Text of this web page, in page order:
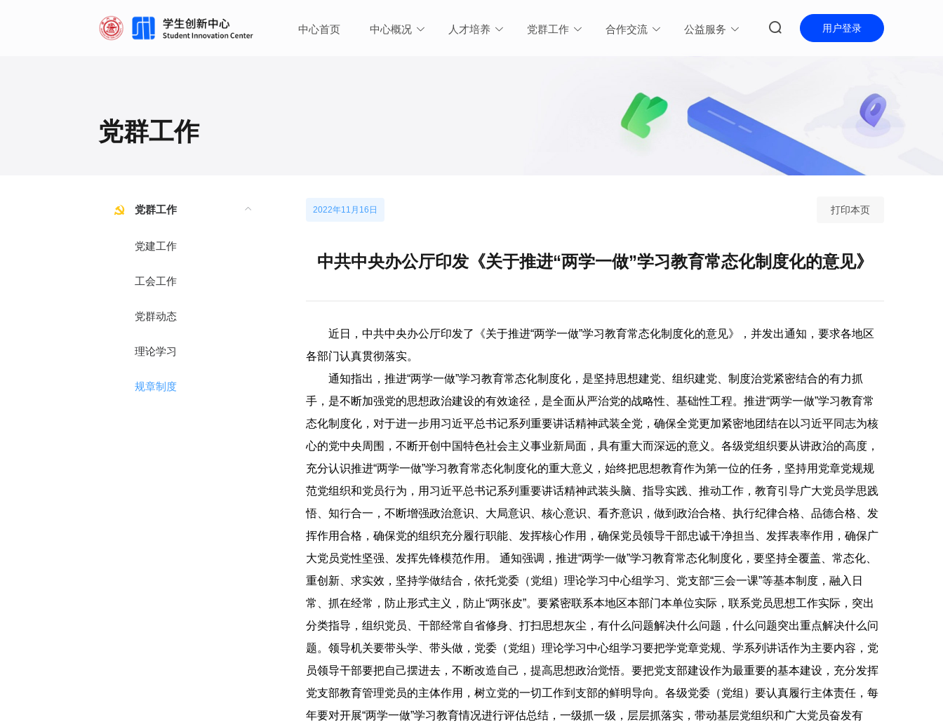
中心首页 中心概况 人才培养 党群工作 合作交流 公益服务 用户登录
党群工作
党群工作
党建工作
工会工作
党群动态
理论学习
规章制度
2022年11月16日 打印本页
中共中央办公厅印发《关于推进“两学一做”学习教育常态化制度化的意见》
近日，中共中央办公厅印发了《关于推进“两学一做”学习教育常态化制度化的意见》，并发出通知，要求各地区
各部门认真贯彻落实。
通知指出，推进“两学一做”学习教育常态化制度化，是坚持思想建党、组织建党、制度治党紧密结合的有力抓
手，是不断加强党的思想政治建设的有效途径，是全面从严治党的战略性、基础性工程。推进“两学一做”学习教育常
态化制度化，对于进一步用习近平总书记系列重要讲话精神武装全党，确保全党更加紧密地团结在以习近平同志为核
心的党中央周围，不断开创中国特色社会主义事业新局面，具有重大而深远的意义。各级党组织要从讲政治的高度，
充分认识推进“两学一做”学习教育常态化制度化的重大意义，始终把思想教育作为第一位的任务，坚持用党章党规规
范党组织和党员行为，用习近平总书记系列重要讲话精神武装头脑、指导实践、推动工作，教育引导广大党员学思践
悟、知行合一，不断增强政治意识、大局意识、核心意识、看齐意识，做到政治合格、执行纪律合格、品德合格、发
挥作用合格，确保党的组织充分履行职能、发挥核心作用，确保党员领导干部忠诚干净担当、发挥表率作用，确保广
大党员党性坚强、发挥先锋模范作用。 通知强调，推进“两学一做”学习教育常态化制度化，要坚持全覆盖、常态化、
重创新、求实效，坚持学做结合，依托党委（党组）理论学习中心组学习、党支部“三会一课”等基本制度，融入日
常、抓在经常，防止形式主义，防止“两张皮”。要紧密联系本地区本部门本单位实际，联系党员思想工作实际，突出
分类指导，组织党员、干部经常自省修身、打扫思想灰尘，有什么问题解决什么问题，什么问题突出重点解决什么问
题。领导机关要带头学、带头做，党委（党组）理论学习中心组学习要把学党章党规、学系列讲话作为主要内容，党
员领导干部要把自己摆进去，不断改造自己，提高思想政治觉悟。要把党支部建设作为最重要的基本建设，充分发挥
党支部教育管理党员的主体作用，树立党的一切工作到支部的鲜明导向。各级党委（党组）要认真履行主体责任，每
年要对开展“两学一做”学习教育情况进行评估总结，一级抓一级，层层抓落实，带动基层党组织和广大党员奋发有